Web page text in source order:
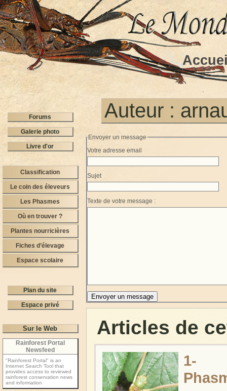
Forums
Galerie photo
Livre d'or
Classification
Le coin des éleveurs
Les Phasmes
Où en trouver ?
Plantes nourricières
Fiches d’élevage
Espace scolaire
Plan du site
Espace privé
Sur le Web
Rainforest Portal
Newsfeed
"Rainforest Portal" is an
Internet Search Tool that
provides access to reviewed
rainforest conservation news
and information
Auteur :
Envoyer un message
Votre adresse email
Sujet
Texte de votre message :
Articles de
1-